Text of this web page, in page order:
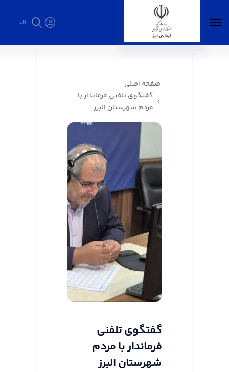
EN
صفحه اصلی
گفتگوی تلفنی فرماندار با
مردم شهرستان البرز
گفتگوی تلفنی
فرماندار با مردم
شهرستان البرز